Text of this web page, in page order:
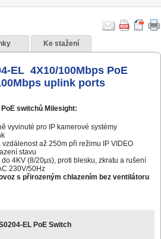
Ke stažení
EL 4X10/100Mbps PoE
uplink ports
switchů Milesight:
vyvinuté pro IP kamerové systémy
až 250m při režimu IP VIDEO
stavu
4KV (8/20µs), proti blesku, zkratu a rušení
230V/50Hz
s přirozeným chlazením bez ventilátoru
EL PoE Switch